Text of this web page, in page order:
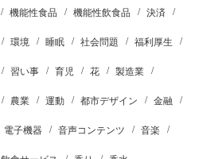
機能性食品 機能性飲食品 決済
環境 睡眠 社会問題 福利厚生
習い事 育児 花 製造業
農業 運動 都市デザイン 金融
電子機器 音声コンテンツ 音楽